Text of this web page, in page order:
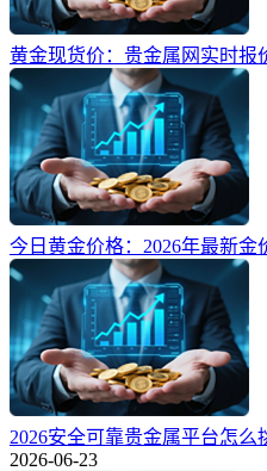
黄金现货价：贵金属网实时报
今日黄金价格：2026年最新金
2026安全可靠贵金属平台怎
2026-06-23